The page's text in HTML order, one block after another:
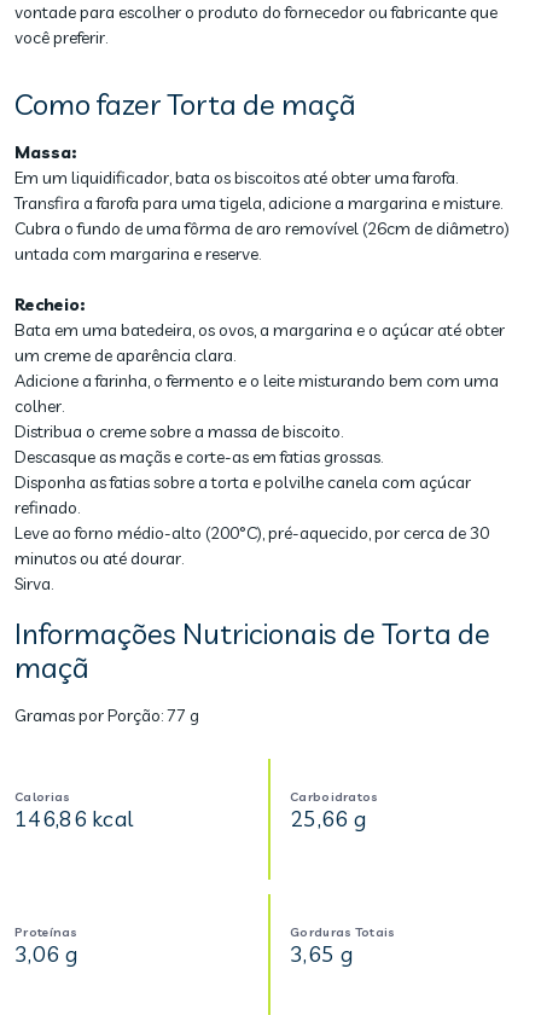
vontade para escolher o produto do fornecedor ou fabricante que
você preferir.
Como fazer Torta de maçã
Massa:
Em um liquidificador, bata os biscoitos até obter uma farofa.
Transfira a farofa para uma tigela, adicione a margarina e misture.
Cubra o fundo de uma fôrma de aro removível (26cm de diâmetro)
untada com margarina e reserve.
Recheio:
Bata em uma batedeira, os ovos, a margarina e o açúcar até obter
um creme de aparência clara.
Adicione a farinha, o fermento e o leite misturando bem com uma
colher.
Distribua o creme sobre a massa de biscoito.
Descasque as maçãs e corte-as em fatias grossas.
Disponha as fatias sobre a torta e polvilhe canela com açúcar
refinado.
Leve ao forno médio-alto (200°C), pré-aquecido, por cerca de 30
minutos ou até dourar.
Sirva.
Informações Nutricionais de Torta de
maçã
Gramas por Porção:77 g
Calorias
146,86 kcal
Carboidratos
25,66 g
Proteínas
3,06 g
Gorduras Totais
3,65 g